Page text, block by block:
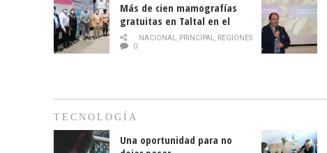
Más de cien mamografías
gratuitas en Taltal en el
mes de la prevención del
cáncer de mama
NACIONAL, PRINCIPAL, REGIONES
0
TECNOLOGÍA
Una oportunidad para no